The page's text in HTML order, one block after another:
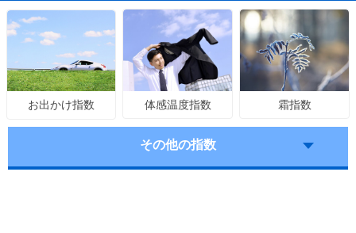
お出かけ指数 体感温度指数 霜指数
その他の指数